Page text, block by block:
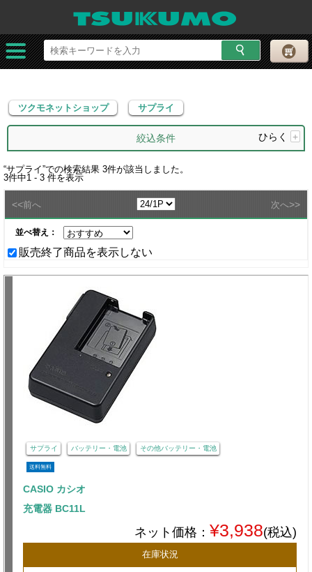
ツクモネットショップ サプライ
ツクモネットショップ サプライ
絞込条件 ひらく +
“サプライ”での検索結果 3件が該当しました。
3件中1 - 3 件を表示
<<前へ 次へ>>
並べ替え：
販売終了商品を表示しない
サプライ バッテリー・電池 その他バッテリー・電池
送料無料
CASIO カシオ
充電器 BC11L
ネット価格： ¥3,938(税込)
在庫状況